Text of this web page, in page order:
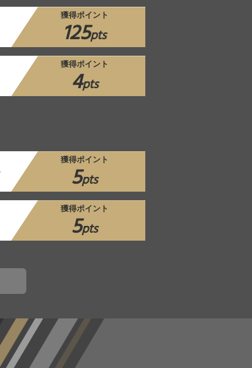
獲得ポイント
125pts
獲得ポイント
4pts
獲得ポイント
5pts
獲得ポイント
5pts